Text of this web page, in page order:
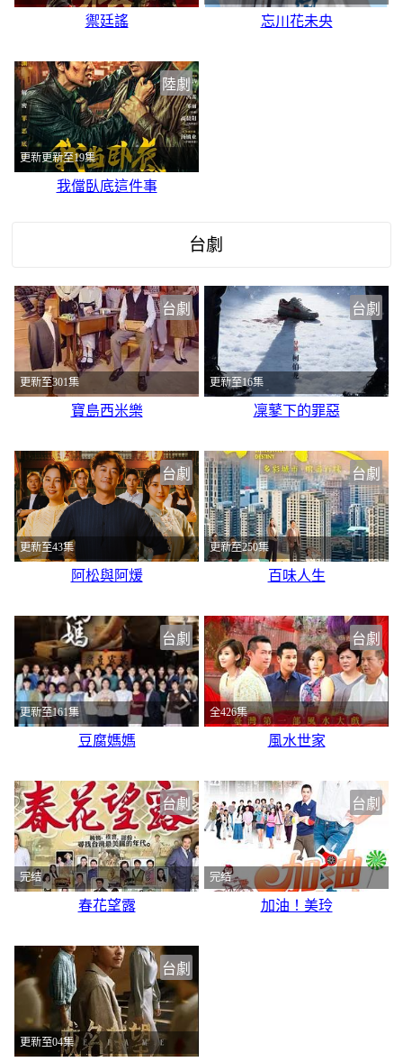
禦廷謠 忘川花未央
陸劇
更新更新至19集
我儅臥底這件事
台劇
台劇
更新至301集
寶島西米樂
台劇
更新至16集
凜鼕下的罪惡
台劇
更新至43集
阿松與阿煖
台劇
更新至250集
百味人生
台劇
更新至161集
豆腐媽媽
台劇
全426集
風水世家
台劇
完结
春花望露
台劇
完结
加油！美玲
台劇
更新至04集